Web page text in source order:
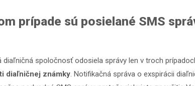
prípade sú posielané SMS
diaľničná spoločnosť odosiela správy len v troch
diaľničnej známky. Notifikačná správa o exspirácii